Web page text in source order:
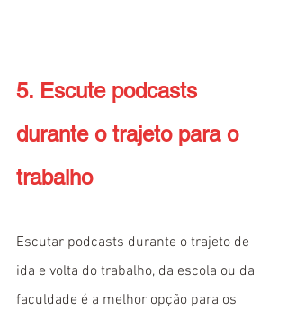
5. Escute podcasts
durante o trajeto para o
trabalho
Escutar podcasts durante o trajeto de
ida e volta do trabalho, da escola ou da
faculdade é a melhor opção para os